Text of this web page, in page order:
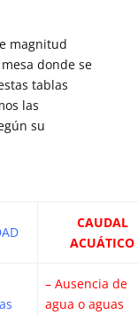
magnitud
donde se
tablas
las
su
CAUDAL
ACUÁTICO
– Ausencia de
agua o aguas